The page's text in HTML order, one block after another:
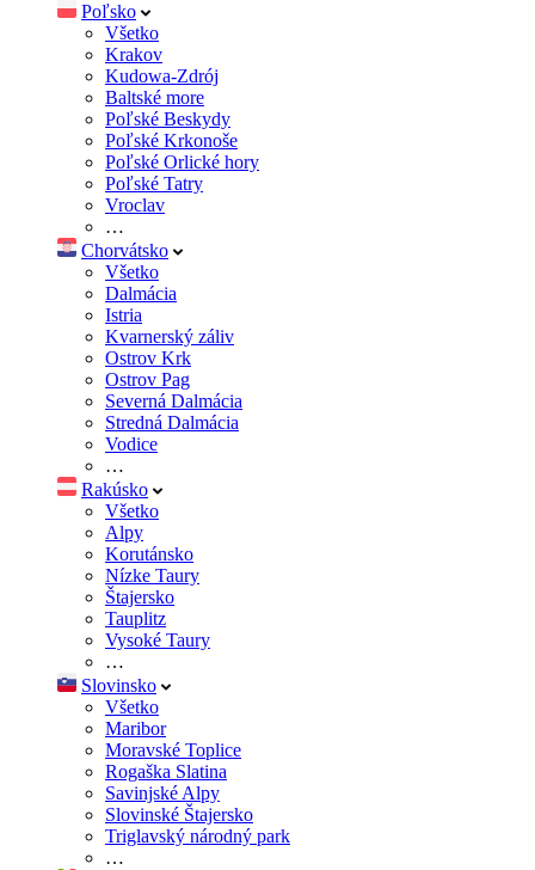
Poľsko
Všetko
Krakov
Kudowa-Zdrój
Baltské more
Poľské Beskydy
Poľské Krkonoše
Poľské Orlické hory
Poľské Tatry
Vroclav
…
Chorvátsko
Všetko
Dalmácia
Istria
Kvarnerský záliv
Ostrov Krk
Ostrov Pag
Severná Dalmácia
Stredná Dalmácia
Vodice
…
Rakúsko
Všetko
Alpy
Korutánsko
Nízke Taury
Štajersko
Tauplitz
Vysoké Taury
…
Slovinsko
Všetko
Maribor
Moravské Toplice
Rogaška Slatina
Savinjské Alpy
Slovinské Štajersko
Triglavský národný park
…